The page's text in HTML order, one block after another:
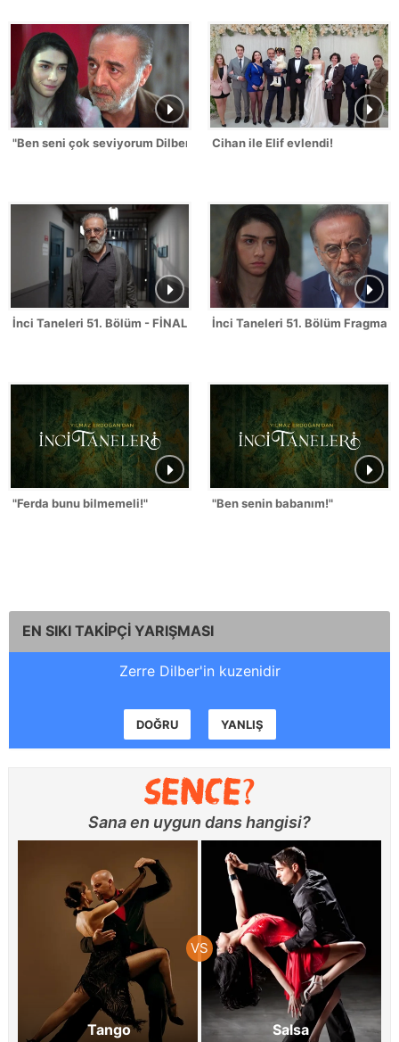
"Ben seni çok seviyorum Dilber!" Cihan ile Elif evlendi!
İnci Taneleri 51. Bölüm - FİNAL İnci Taneleri 51. Bölüm
"Ferda bunu bilmemeli!" "Ben senin babanım!"
EN SIKI TAKİPÇİ YARIŞMASI
Zerre Dilber'in kuzenidir
DOĞRU YANLIŞ
Sana en uygun dans hangisi?
Tango Salsa